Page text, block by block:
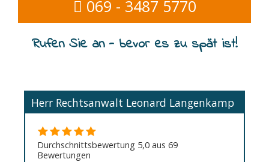
069 - 3487 5770
Rufen Sie an - bevor es zu spät ist!
Herr Rechtsanwalt Leonard Langenkamp
Durchschnittsbewertung 5,0 aus 69
Bewertungen